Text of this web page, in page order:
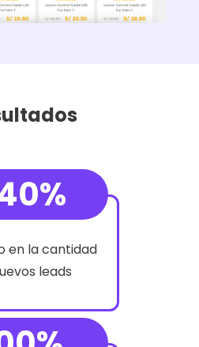
en la cantidad
leads